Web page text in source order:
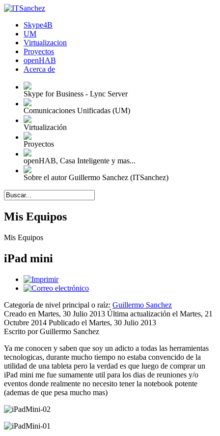
Skype4B
UM
Virtualizacion
Proyectos
openHAB
Acerca de
Skype for Business - Lync Server
Comunicaciones Unificadas (UM)
Virtualización
Proyectos
openHAB, Casa Inteligente y mas...
Sobre el autor Guillermo Sanchez (ITSanchez)
Mis Equipos
Mis Equipos
iPad mini
Categoría de nivel principal o raíz: Guillermo Sanchez
Creado en Martes, 30 Julio 2013 Última actualización el Martes, 21
Octubre 2014 Publicado el Martes, 30 Julio 2013
Escrito por Guillermo Sanchez
Ya me conocen y saben que soy un adicto a todas las herramientas
tecnologicas, durante mucho tiempo no estaba convencido de la
utilidad de una tableta pero la verdad es que luego de comprar un
iPad mini me fue sumamente util para los dias de reuniones y/o
eventos donde realmente no necesito tener la notebook potente
(ademas de que pesa mucho mas)